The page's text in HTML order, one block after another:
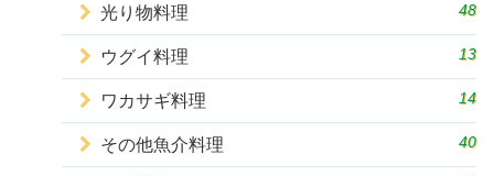
光り物料理 48
ウグイ料理 13
ワカサギ料理 14
その他魚介料理 40